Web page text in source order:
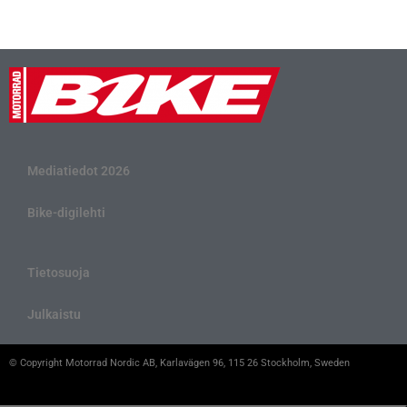
Mediatiedot 2026
Bike-digilehti
Tietosuoja
Julkaistu
© Copyright Motorrad Nordic AB, Karlavägen 96, 115 26 Stockholm, Sweden